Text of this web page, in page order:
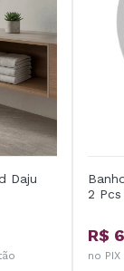
Daju
2
R$
no